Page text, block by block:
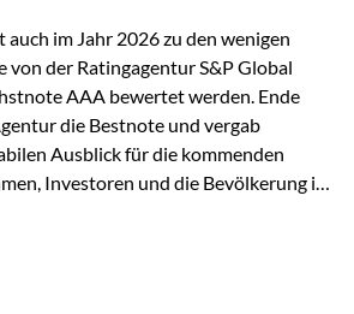
im Jahr 2026 zu den wenigen
von der Ratingagentur S&P Global
AAA bewertet werden. Ende
die Bestnote und vergab
Ausblick für die kommenden
Investoren und die Bevölkerung ist
Landes sowie das Vertrauen